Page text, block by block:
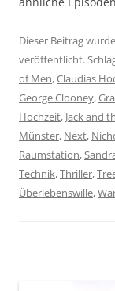
Dieser Beitrag
veröffentlicht.
of Men,Claudias
George Clooney,
Hochzeit, Jack and
Münster, Next,
Raumstation,
Technik,Thriller,
Überlebenswille,